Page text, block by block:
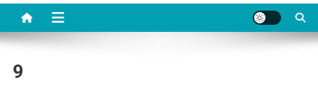
9